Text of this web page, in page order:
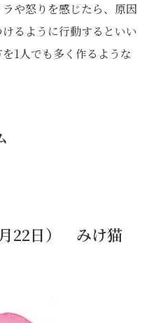
や怒りを感じたら、原因
るように行動するといい
1人でも多く作るような
22日） みけ猫